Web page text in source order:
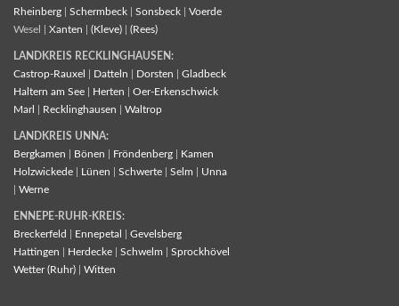
Rheinberg
Schermbeck Sonsbeck
Voerde
Wesel | Xanten (Kleve) (Rees)
LANDKREIS RECKLINGHAUSEN:
Castrop-Rauxel
Datteln Dorsten
Gladbeck
Haltern am See
Herten
Oer-Erkenschwick
Marl
Recklinghausen Waltrop
LANDKREIS UNNA:
Bergkamen
Bönen Fröndenberg
Kamen
Holzwickede
Lünen Schwerte Selm
Unna
Werne
ENNEPE-RUHR-KREIS:
Breckerfeld
Ennepetal
Gevelsberg
Hattingen
Herdecke Schwelm
Sprockhövel
Wetter (Ruhr)
Witten